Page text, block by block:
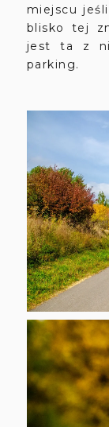
miejscu
blisko tej
jest ta z
parking.